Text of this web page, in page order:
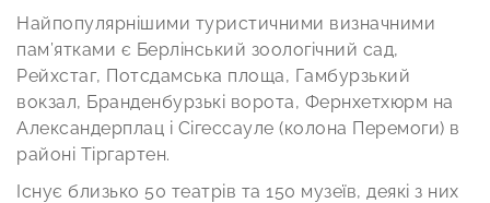
Найпопулярнішими туристичними визначними
пам’ятками є Берлінський зоологічний сад,
Рейхстаг, Потсдамська площа, Гамбурзький
вокзал, Бранденбурзькі ворота, Фернхетхюрм на
Александерплац і Сігессауле (колона Перемоги) в
районі Тіргартен.
Існує близько 50 театрів та 150 музеїв, деякі з них